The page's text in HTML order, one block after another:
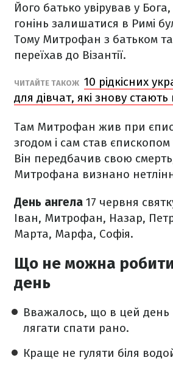
Його батько увірував у
гонінь залишатися в Римі
Тому Митрофан з батьком
переїхав до Візантії.
ЧИТАЙТЕ ТАКОЖ 10 рідкісних
для дівчат, які знову
Там Митрофан жив при
згодом і сам став єпископом
Він передбачив свою
Митрофана визнано
День ангела 17 червня
Іван, Митрофан, Назар,
Марта, Марфа, Софія.
Що не можна
день
Вважалось, що в цей
лягати спати рано.
Краще не гуляти біля